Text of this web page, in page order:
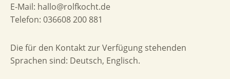
E-Mail: hallo@rolfkocht.de
Telefon: 036608 200 881
Die für den Kontakt zur Verfügung stehenden
Sprachen sind: Deutsch, Englisch.